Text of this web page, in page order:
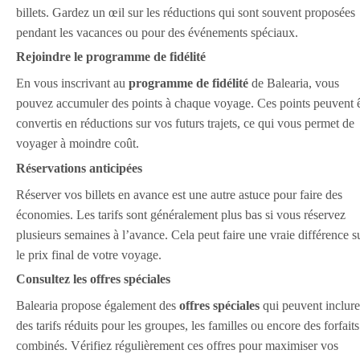
billets. Gardez un œil sur les réductions qui sont souvent proposées
pendant les vacances ou pour des événements spéciaux.
Rejoindre le programme de fidélité
En vous inscrivant au programme de fidélité de Balearia, vous
pouvez accumuler des points à chaque voyage. Ces points peuvent
convertis en réductions sur vos futurs trajets, ce qui vous permet de
voyager à moindre coût.
Réservations anticipées
Réserver vos billets en avance est une autre astuce pour faire des
économies. Les tarifs sont généralement plus bas si vous réservez
plusieurs semaines à l’avance. Cela peut faire une vraie différence
le prix final de votre voyage.
Consultez les offres spéciales
Balearia propose également des offres spéciales qui peuvent inclure
des tarifs réduits pour les groupes, les familles ou encore des forfaits
combinés. Vérifiez régulièrement ces offres pour maximiser vos